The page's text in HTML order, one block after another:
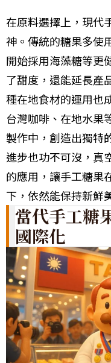
在原料選擇上，現代
神。傳統的糖果多使
開始採用海藻糖等更
了甜度，還能延長產
種在地食材的運用也
台灣咖啡、在地水果
製作中，創造出獨特
進步也功不可沒，真
的應用，讓手工糖果
下，依然能保持新鮮
當代手工糖
國際化